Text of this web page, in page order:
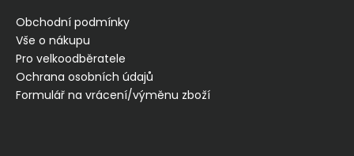
Obchodní podmínky
Vše o nákupu
Pro velkoodběratele
Ochrana osobních údajů
Formulář na vrácení/výměnu zboží